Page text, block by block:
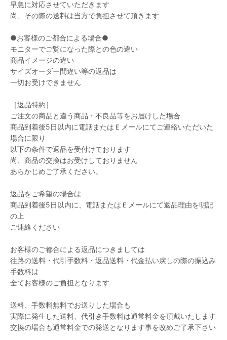
早急に対応させていただきます
尚、その際の送料は当方で負担させて頂きます
●お客様のご都合による場合●
モニターでご覧になった際との色の違い
商品イメージの違い
サイズオーダー間違い等の返品は
一切お受けできません
［返品特約］
ご注文の商品と違う商品・不良品等をお届けした場合
商品到着後5日以内に電話またはＥメールにてご連絡いただいた
場合に限り
以下の条件で返品を受付けております
尚、商品の交換はお受けしておりません
あらかじめご了承ください。
返品をご希望の場合は
商品到着後5日以内に、電話またはＥメールにて返品理由を明記
の上
ご連絡ください
お客様のご都合による返品につきましては
往路の送料・代引手数料・返品送料・代金払い戻しの際の振込み
手数料は
全てお客様のご負担となります
送料、手数料無料でお送りした場合も
実際に発生した送料、代引き手数料は通常料金を頂戴いたします
交換の場合も通常料金での発送となります事を改めご了承下さい